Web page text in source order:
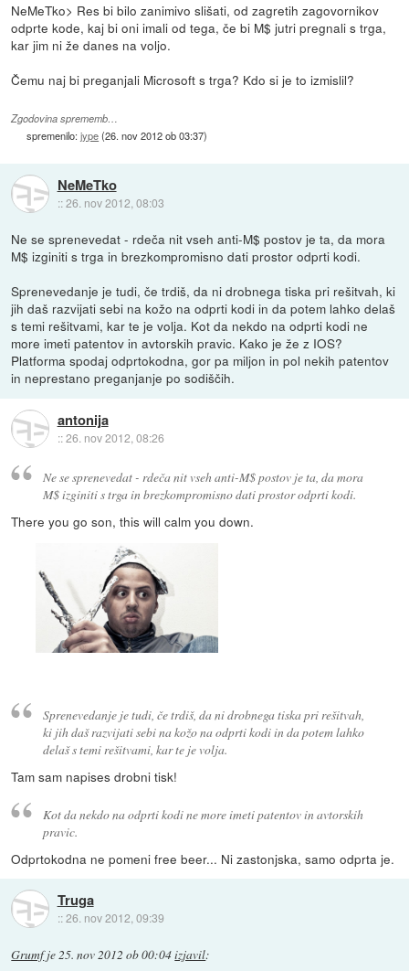
NeMeTko> Res bi bilo zanimivo slišati, od zagretih zagovornikov
odprte kode, kaj bi oni imali od tega, če bi M$ jutri pregnali s trga,
kar jim ni že danes na voljo.
Čemu naj bi preganjali Microsoft s trga? Kdo si je to izmislil?
Zgodovina sprememb…
spremenilo:jype(26. nov 2012 ob 03:37)
NeMeTko
::26. nov 2012, 08:03
Ne se sprenevedat - rdeča nit vseh anti-M$ postov je ta, da mora
M$ izginiti s trga in brezkompromisno dati prostor odprti kodi.
Sprenevedanje je tudi, če trdiš, da ni drobnega tiska pri rešitvah, ki
jih daš razvijati sebi na kožo na odprti kodi in da potem lahko delaš
s temi rešitvami, kar te je volja. Kot da nekdo na odprti kodi ne
more imeti patentov in avtorskih pravic. Kako je že z IOS?
Platforma spodaj odprtokodna, gor pa miljon in pol nekih patentov
in neprestano preganjanje po sodiščih.
antonija
::26. nov 2012, 08:26
Ne se sprenevedat - rdeča nit vseh anti-M$ postov je ta, da mora
M$ izginiti s trga in brezkompromisno dati prostor odprti kodi.
There you go son, this will calm you down.
Sprenevedanje je tudi, če trdiš, da ni drobnega tiska pri rešitvah,
ki jih daš razvijati sebi na kožo na odprti kodi in da potem lahko
delaš s temi rešitvami, kar te je volja.
Tam sam napises drobni tisk!
Kot da nekdo na odprti kodi ne more imeti patentov in avtorskih
pravic.
Odprtokodna ne pomeni free beer... Ni zastonjska, samo odprta je.
Truga
::26. nov 2012, 09:39
Grumfje 25. nov 2012 ob 00:04izjavil: